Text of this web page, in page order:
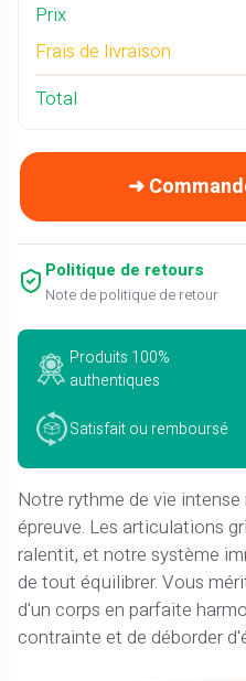
Prix
Frais de livraison
Total
➜
Politique de retours
Note de politique de retour
Produits 100%
authentiques
Satisfait ou remboursé
Notre rythme de vie
épreuve. Les articulations
ralentit, et notre système
de tout équilibrer. Vous
d'un corps en parfaite
contrainte et de déborder